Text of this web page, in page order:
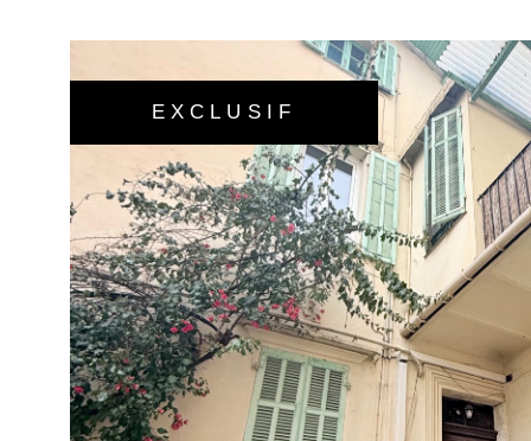
EXCLUSIF
VOIR LE